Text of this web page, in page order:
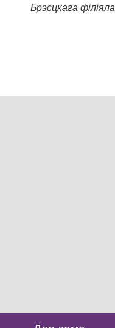
Брэсцкага філіяла